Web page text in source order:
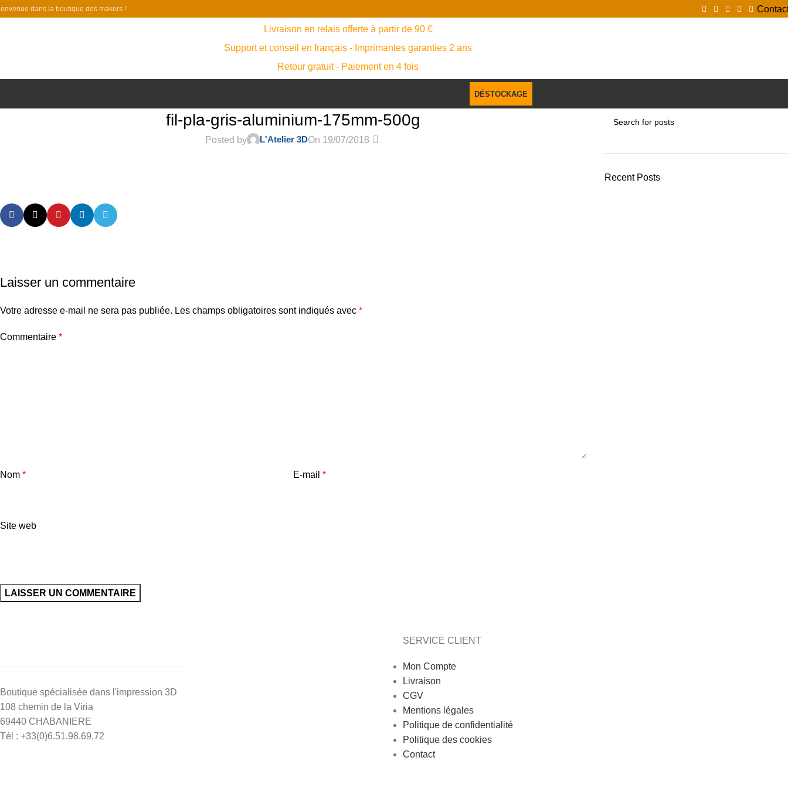
dans la boutique des makers !
Livraison en relais offerte à partir de 90 €
Support et conseil en français - Imprimantes garanties 2 ans
Retour gratuit - Paiement en 4 fois
DÉSTOCKAGE
fil-pla-gris-aluminium-175mm-500g
Posted by L'Atelier 3DOn 19/07/2018 0
Laisser un commentaire
Votre adresse e-mail ne sera pas publiée. Les champs obligatoires sont indiqués avec *
Commentaire *
Nom * E-mail*
Site web
Recent Posts
Boutique spécialisée dans l'impression 3D
108 chemin de la Viria
69440 CHABANIERE
Tél : +33(0)6.51.98.69.72
SERVICE CLIENT
Mon Compte
Livraison
CGV
Mentions légales
Politique de confidentialité
Politique des cookies
Contact